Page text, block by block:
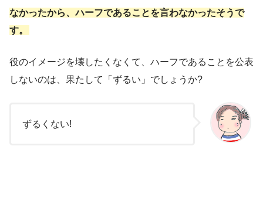
なかったから、ハーフであることを言わなかったそうで
す。
役のイメージを壊したくなくて、ハーフであることを公表
しないのは、果たして「ずるい」でしょうか?
ずるくない!